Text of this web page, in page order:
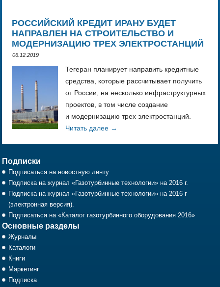
РОССИЙСКИЙ КРЕДИТ ИРАНУ БУДЕТ
НАПРАВЛЕН НА СТРОИТЕЛЬСТВО И
МОДЕРНИЗАЦИЮ ТРЕХ ЭЛЕКТРОСТАНЦИЙ
06.12.2019
Тегеран планирует направить кредитные
средства, которые рассчитывает получить
от России, на несколько инфраструктурных
проектов, в том числе создание
и модернизацию трех электростанций.
Читать далее →
Подписки
Подписаться на новостную ленту
Подписка на журнал «Газотурбинные технологии» на 2016 г.
Подписка на журнал «Газотурбинные технологии» на 2016 г
(электронная версия).
Подписаться на «Каталог газотурбинного оборудования 2016»
Основные разделы
Журналы
Каталоги
Книги
Маркетинг
Подписка